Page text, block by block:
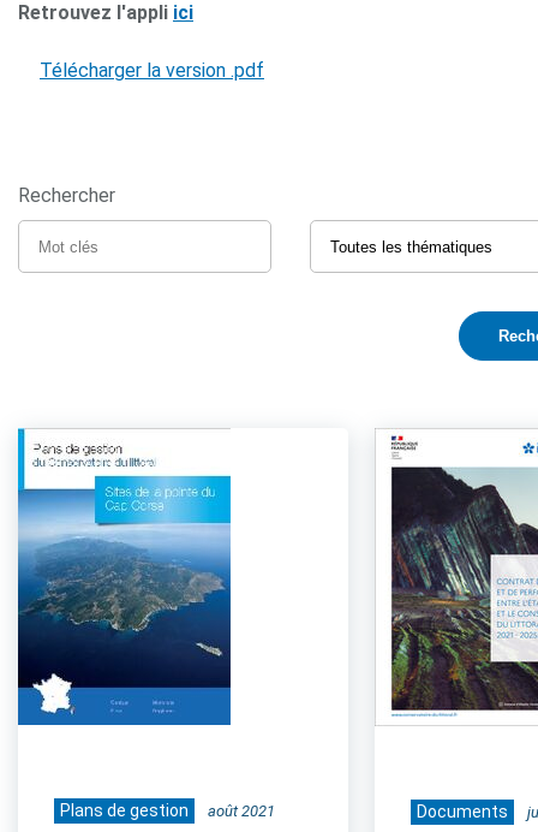
Retrouvez l'appli ici
Télécharger la version .pdf
Rechercher
Plans de gestion août 2021 Documents